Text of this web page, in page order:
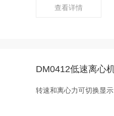
查看详情
DM0412低速离心
转速和离心力可切换显